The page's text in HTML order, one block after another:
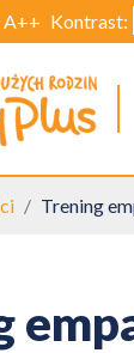
A++ Kontrast:
Trening